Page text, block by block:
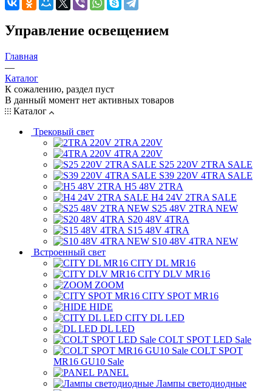
Управление освещением
Главная
—
Каталог
К сожалению, раздел пуст
В данный момент нет активных товаров
Каталог
Трековый свет
2TRA 220V
4TRA 220V
S25 220V 2TRA SALE
S39 220V 4TRA SALE
H5 48V 2TRA
H4 24V 2TRA SALE
S25 48V 2TRA NEW
S20 48V 4TRA
S15 48V 4TRA
S10 48V 4TRA NEW
Встроенный свет
CITY DL MR16
CITY DLV MR16
ZOOM
CITY SPOT MR16
HIDE
CITY DL LED
DL LED
COLT SPOT LED Sale
COLT SPOT
MR16 GU10 Sale
PANEL
Лампы светодиодные